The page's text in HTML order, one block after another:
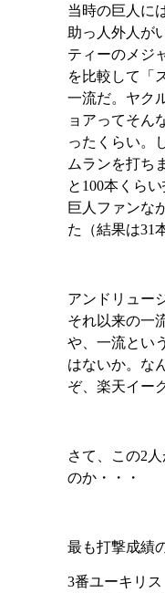
当時の巨人に
助っ人外人が
ティーのメジ
を比較して「
一流だ。ヤク
ョアってそん
ったくらい。
ムランを打ち
と 100本くら
巨人ファンな
た（結果は31
アンドリュー
それ以来の一
や、一流とい
はないか。な
ぞ、楽天イー
さて、この2
のか・・・
最も打撃成績
3番ユー